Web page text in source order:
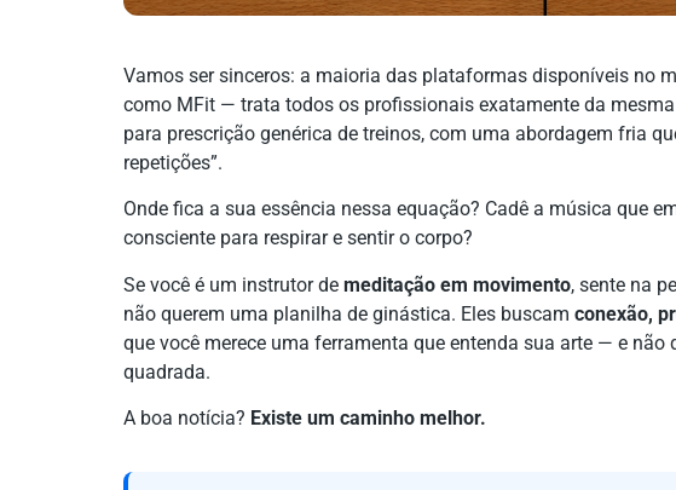
Vamos ser sinceros: a maioria das plataformas disponíveis no
como MFit — trata todos os profissionais exatamente da
para prescrição genérica de treinos, com uma abordagem fria
repetições”.
Onde fica a sua essência nessa equação? Cadê a música que
consciente para respirar e sentir o corpo?
Se você é um instrutor de meditação em movimento, sente na
não querem uma planilha de ginástica. Eles buscam conexão,
que você merece uma ferramenta que entenda sua arte — e não
quadrada.
A boa notícia? Existe um caminho melhor.